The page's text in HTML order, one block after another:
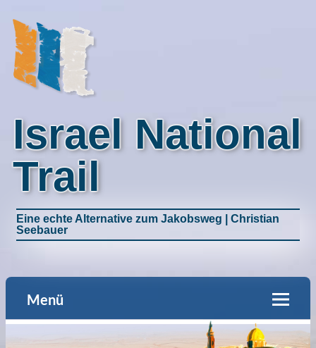
Israel National
Trail
Eine echte Alternative zum Jakobsweg | Christian
Seebauer
Menü